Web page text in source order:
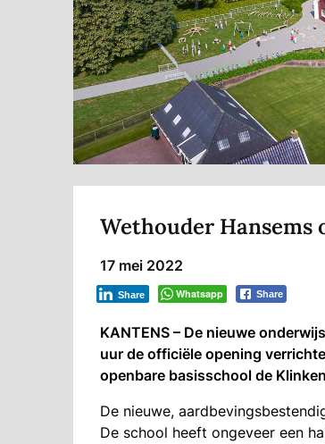
Wethouder
17 mei 2022
Whatsapp Share
Share
KANTENS – De nieuwe
uur de officiële opening
openbare basisschool de
De nieuwe,
De school heeft ongeveer een